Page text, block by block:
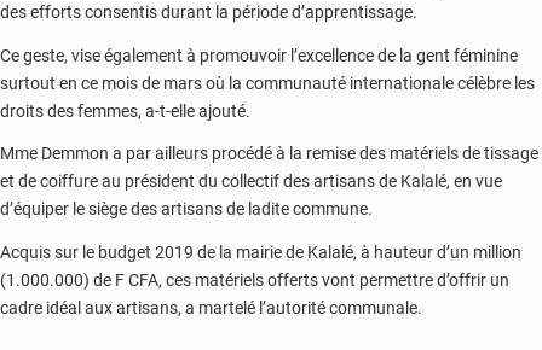
des efforts consentis durant la période d’apprentissage.
Ce geste, vise également à promouvoir l’excellence de la gent féminine
surtout en ce mois de mars où la communauté internationale célèbre les
droits des femmes, a-t-elle ajouté.
Mme Demmon a par ailleurs procédé à la remise des matériels de tissage
et de coiffure au président du collectif des artisans de Kalalé, en vue
d’équiper le siège des artisans de ladite commune.
Acquis sur le budget 2019 de la mairie de Kalalé, à hauteur d’un million
(1.000.000) de F CFA, ces matériels offerts vont permettre d’offrir un
cadre idéal aux artisans, a martelé l’autorité communale.